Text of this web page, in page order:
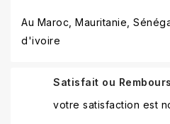
Au Maroc, Mauritanie,
d'ivoire
Satisfait ou
votre satisfaction est